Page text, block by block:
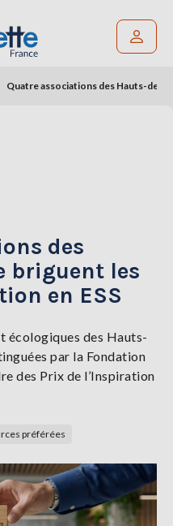
Quatre associations des Hauts-de-
des
briguent les
en ESS
écologiques des Hauts-
par la Fondation
des Prix de l’Inspiration
préférées